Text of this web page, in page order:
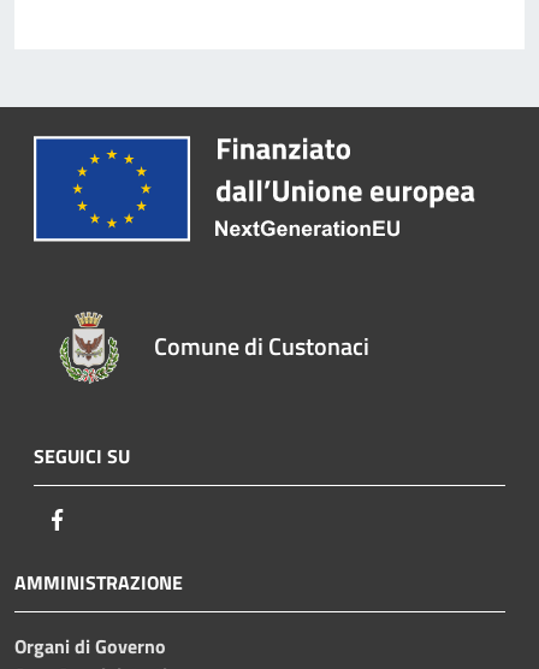
Comune di Custonaci
SEGUICI SU
AMMINISTRAZIONE
Organi di Governo